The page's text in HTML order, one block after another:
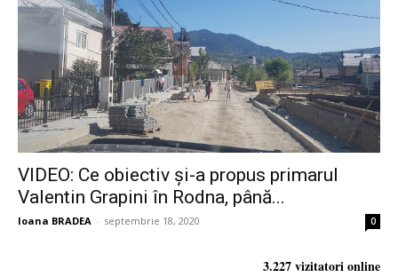
VIDEO: Ce obiectiv și-a propus primarul
Valentin Grapini în Rodna, până...
Ioana BRADEA - septembrie 18, 2020 0
3.227 vizitatori online